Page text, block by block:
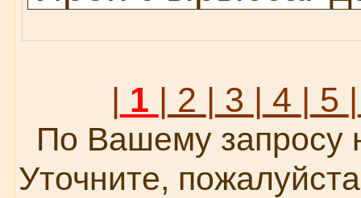
| 1 | 2 | 3 | 4 | 5 |
По Вашему запросу
Уточните,